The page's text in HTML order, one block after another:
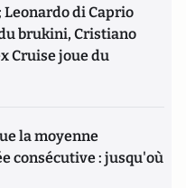
di Caprio
brukini, Cristiano
Cruise joue du
la moyenne
consécutive : jusqu'où